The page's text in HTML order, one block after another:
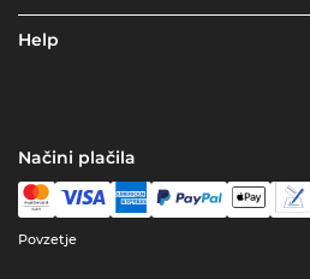
Help
Načini plačila
Povzetje